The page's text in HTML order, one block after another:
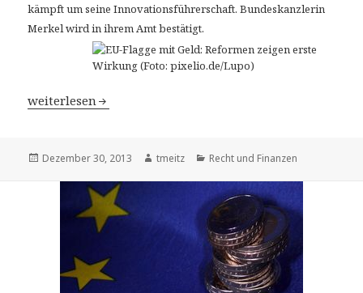
kämpft um seine Innovationsführerschaft. Bundeskanzlerin
Merkel wird in ihrem Amt bestätigt.
Rückblick 2013: Europa erholt sich von der Krise –
weiterlesen
Veröffentlicht
Dezember 30, 2013 Autor
tmeitz Kategorien
Recht und Finanzen